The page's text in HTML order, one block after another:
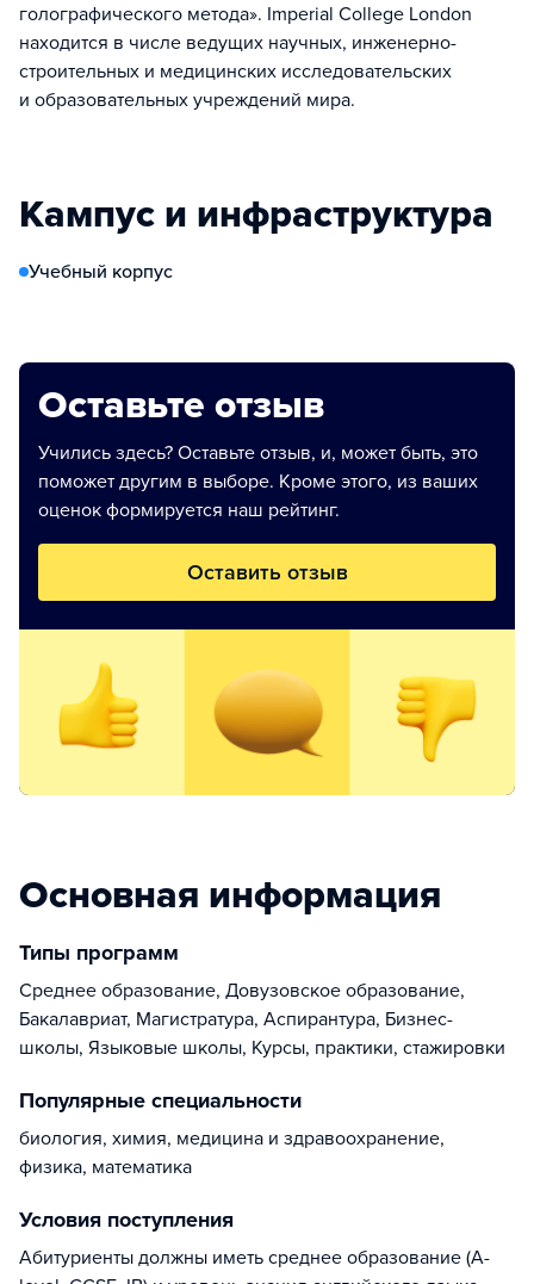
голографического метода». Imperial College London
находится в числе ведущих научных, инженерно-
строительных и медицинских исследовательских
и образовательных учреждений мира.
Кампус и инфраструктура
Учебный корпус
Оставьте отзыв
Учились здесь? Оставьте отзыв, и, может быть, это
поможет другим в выборе. Кроме этого, из ваших
оценок формируется наш рейтинг.
Оставить отзыв
Основная информация
Типы программ
Среднее образование, Довузовское образование,
Бакалавриат, Магистратура, Аспирантура, Бизнес-
школы, Языковые школы, Курсы, практики, стажировки
Популярные специальности
биология, химия, медицина и здравоохранение,
физика, математика
Условия поступления
Абитуриенты должны иметь среднее образование (A-